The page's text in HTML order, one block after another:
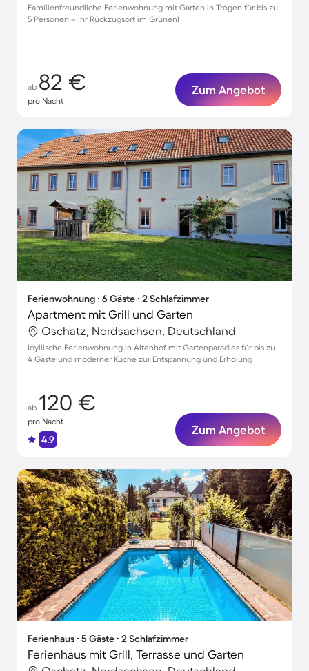
Familienfreundliche Ferienwohnung mit Garten in Trogen für bis zu
5 Personen – Ihr Rückzugsort im Grünen!
ab 82 €
pro Nacht
Zum Angebot
Ferienwohnung ∙ 6 Gäste ∙ 2 Schlafzimmer
Apartment mit Grill und Garten
Oschatz, Nordsachsen, Deutschland
Idyllische Ferienwohnung in Altenhof mit Gartenparadies für bis zu
4 Gäste und moderner Küche zur Entspannung und Erholung
ab 120 €
pro Nacht
4.9
Zum Angebot
Ferienhaus ∙ 5 Gäste ∙ 2 Schlafzimmer
Ferienhaus mit Grill, Terrasse und Garten